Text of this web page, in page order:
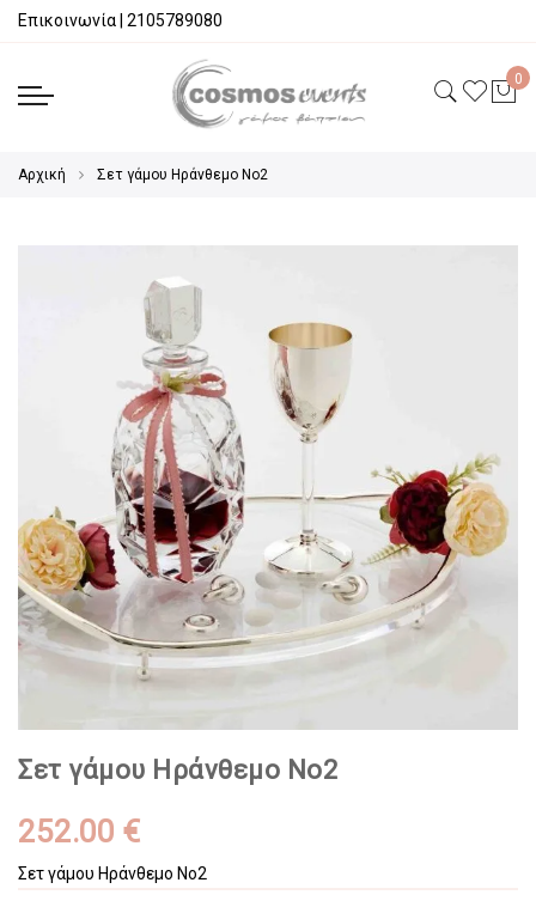
Επικοινωνία 2105789080
Αρχική Σετ γάμου Ηράνθεμο Νο2
Σετ γάμου Ηράνθεμο Νο2
252.00 €
Σετ γάμου Ηράνθεμο Νο2